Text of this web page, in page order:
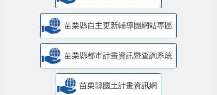
苗栗縣自主更新輔導團網站專區
苗栗縣都市計畫資訊暨查詢系統
苗栗縣國土計畫資訊網